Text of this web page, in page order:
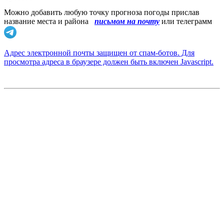
Можно добавить любую точку прогноза погоды прислав
название места и района
письмом на почту или телеграмм
Адрес электронной почты защищен от спам-ботов. Для
просмотра адреса в браузере должен быть включен Javascript.